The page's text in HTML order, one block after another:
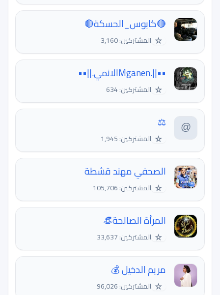
🔴كابوس_الحسكة🔴
☆ المشتركين: 3,160
••||.Mganenالانمي.||••
☆ المشتركين: 634
⚖︎
☆ المشتركين: 1,945
الصحفي مهند قشطة
☆ المشتركين: 105,706
المرأة الصالحة👒
☆ المشتركين: 33,637
مريم الدخيل 💰
☆ المشتركين: 96,026